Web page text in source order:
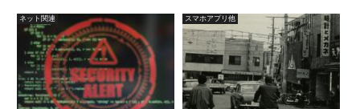
ネット関連 スマホアプリ他